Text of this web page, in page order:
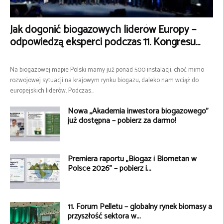
Jak dogonić biogazowych liderów Europy –
odpowiedzą eksperci podczas 11. Kongresu...
Na biogazowej mapie Polski mamy już ponad 500 instalacji, choć mimo
rozwojowej sytuacji na krajowym rynku biogazu, daleko nam wciąż do
europejskich liderów. Podczas...
Nowa „Akademia inwestora biogazowego”
już dostępna – pobierz za darmo!
Premiera raportu „Biogaz i Biometan w
Polsce 2026” – pobierz i...
11. Forum Pelletu – globalny rynek biomasy a
przyszłość sektora w...